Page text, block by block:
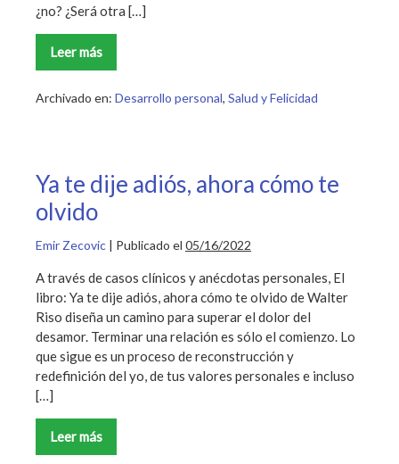
¿no? ¿Será otra […]
Leer más
La
Semana
de
Archivado en: Desarrollo personal, Salud y Felicidad
Ya te dije adiós, ahora cómo te
olvido
Emir Zecovic | Publicado el 05/16/2022
A través de casos clínicos y anécdotas personales, El
libro: Ya te dije adiós, ahora cómo te olvido de Walter
Riso diseña un camino para superar el dolor del
desamor. Terminar una relación es sólo el comienzo. Lo
que sigue es un proceso de reconstrucción y
redefinición del yo, de tus valores personales e incluso
[…]
Leer más
Ya
te